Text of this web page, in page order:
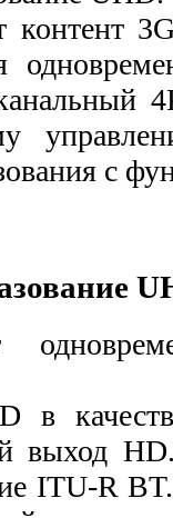
контент
с
в
выход
ITU-R